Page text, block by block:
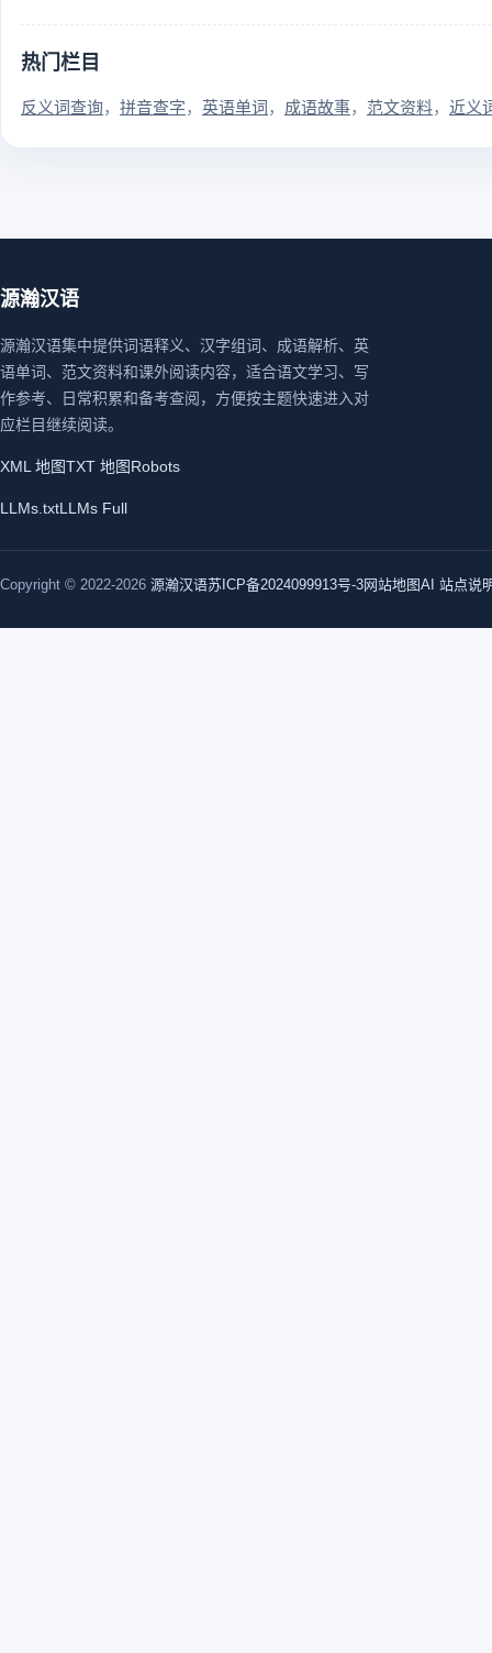
热门栏目
反义词查询 拼音查字 英语单词 成语故事 范文资料 近义
源瀚汉语
源瀚汉语集中提供词语释义、汉字组词、成语解析、英
语单词、范文资料和课外阅读内容，适合语文学习、写
作参考、日常积累和备考查阅，方便按主题快速进入对
应栏目继续阅读。
XML 地图TXT 地图Robots
LLMs.txtLLMs Full
Copyright © 2022-2026 源瀚汉语苏ICP备2024099913号-3网站地图AI 站点说